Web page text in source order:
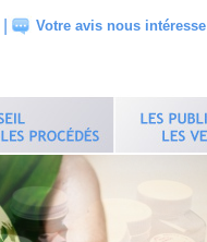
Votre avis nous intéresse